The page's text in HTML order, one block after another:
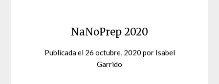
NaNoPrep 2020
Publicada el 26 octubre, 2020 por Isabel
Garrido